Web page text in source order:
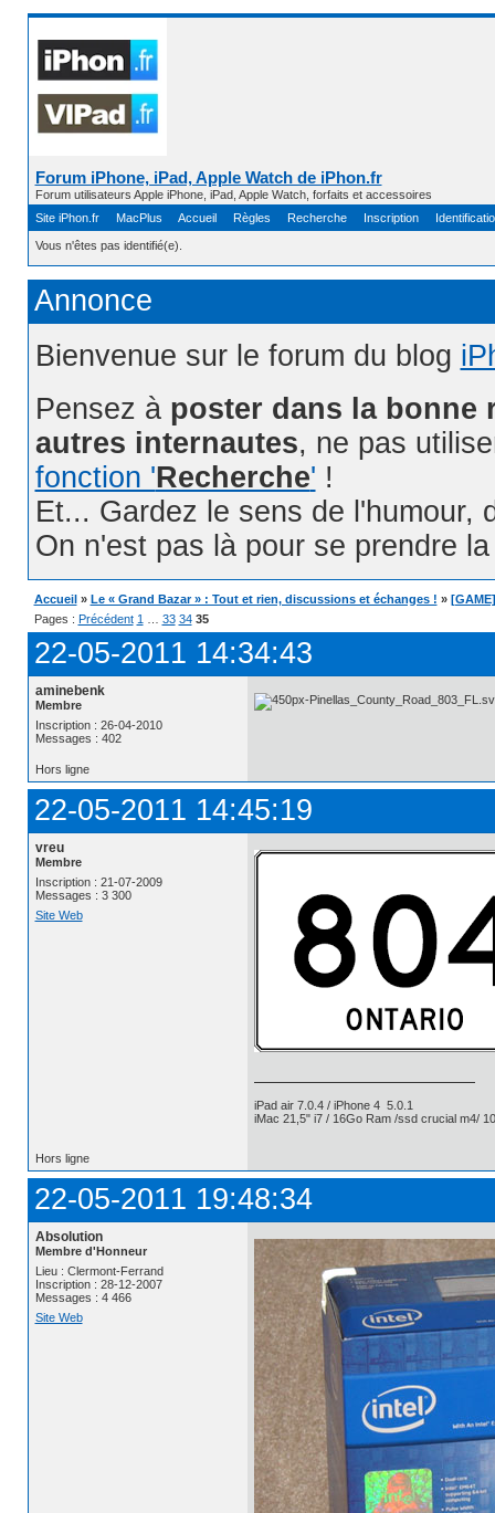
Forum iPhone, iPad, Apple Watch de iPhon.fr
Forum utilisateurs Apple iPhone, iPad, Apple Watch, forfaits et accessoires
Site iPhon.fr
MacPlus Accueil Règles Recherche Inscription
Vous n'êtes pas identifié(e).
Annonce
Bienvenue sur le forum du blog
Pensez à poster dans la bonne
autres internautes, ne pas
fonction 'Recherche' !
Et... Gardez le sens de l'humour,
On n'est pas là pour se prendre
Accueil » Le « Grand Bazar » : Tout et rien, discussions et échanges ! »
Pages : Précédent 1 33 34 35
22-05-2011 14:34:43
aminebenk
Membre
Inscription : 26-04-2010
Messages : 402
Hors ligne
22-05-2011 14:45:19
vreu
Membre
Inscription : 21-07-2009
Messages : 3 300
Site Web
iPad air 7.0.4 / iPhone 4 5.0.1
iMac 21,5" i7 / 16Go Ram /ssd crucial m4/
Hors ligne
22-05-2011 19:48:34
Absolution
Membre d'Honneur
Lieu : Clermont-Ferrand
Inscription : 28-12-2007
Messages : 4 466
Site Web